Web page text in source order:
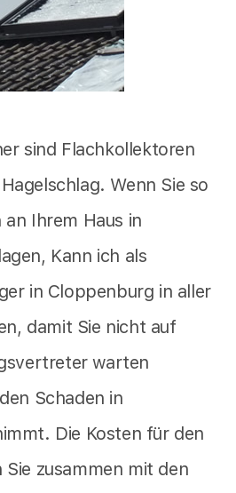
sind Flachkollektoren
Wenn Sie so
an Ihrem Haus in
Kann ich als
in Cloppenburg in aller
damit Sie nicht auf
warten
Schaden in
Die Kosten für den
zusammen mit den